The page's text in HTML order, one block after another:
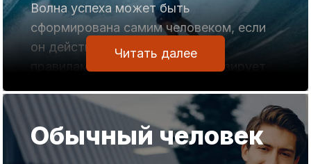
концентрируют свое внимание на том,
что им не хватает желаемого.
В итоге, они только ухудшают
ситуацию, поскольку недостаток чего-
усиливается.
В выпуске «Эффективный способ», мы
сообщали о том, что наши мысли и
Волна успеха может быть
сформирована самим человеком, если
он действует по определенным
правилам и сознательно активизирует
Вот что пишет по этому поводу
Александра Николаевна, использующая
программу «Успех».
Читать далее
Обычный человек